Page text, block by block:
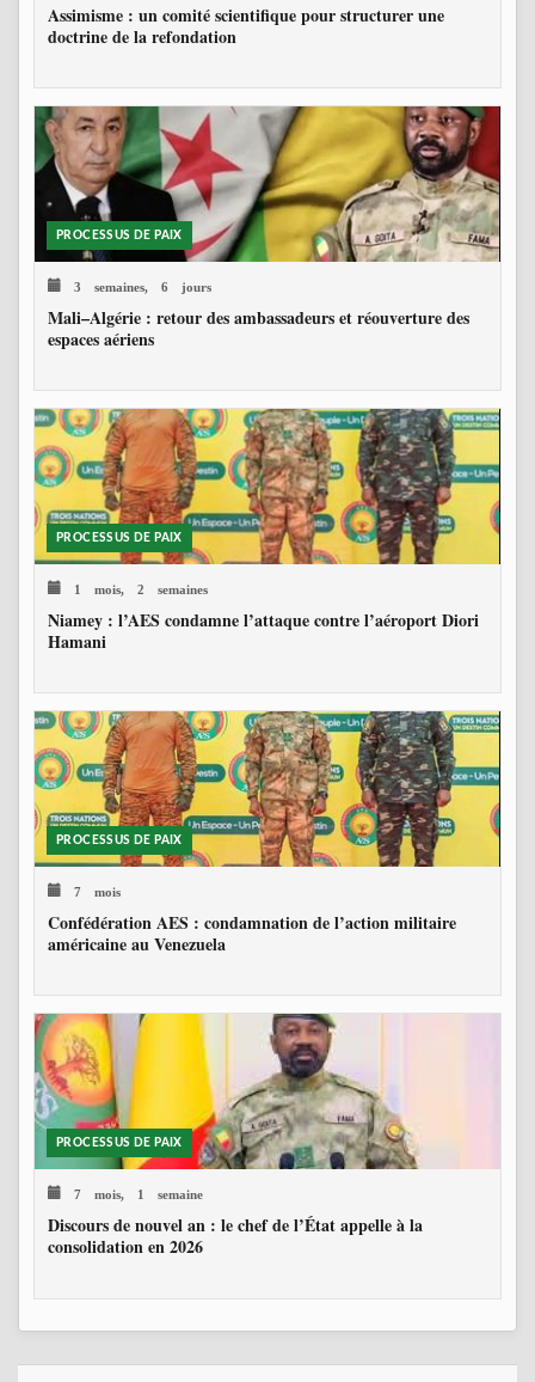
Assimisme : un comité scientifique pour structurer une
doctrine de la refondation
PROCESSUS DE PAIX
3 semaines, 6 jours
Mali–Algérie : retour des ambassadeurs et réouverture des
espaces aériens
PROCESSUS DE PAIX
1 mois, 2 semaines
Niamey : l’AES condamne l’attaque contre l’aéroport Diori
Hamani
PROCESSUS DE PAIX
7 mois
Confédération AES : condamnation de l’action militaire
américaine au Venezuela
PROCESSUS DE PAIX
7 mois, 1 semaine
Discours de nouvel an : le chef de l’État appelle à la
consolidation en 2026